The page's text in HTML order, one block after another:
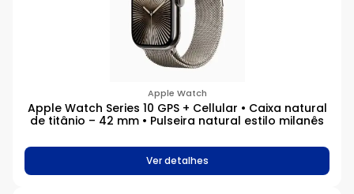
Apple Watch
Apple Watch Series 10 GPS + Cellular • Caixa natural
de titânio – 42 mm • Pulseira natural estilo milanês
Ver detalhes